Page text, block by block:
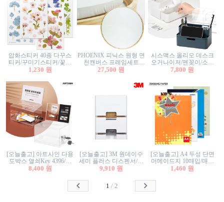
압화스티커 40종 다꾸스
티커/꾸미기스티커/꽃스
티커/압화꽃책갈피/팬시
1,230 원
PHOENIX 피닉스 원형 면
천캔버스 프레임세트
30cm/원형캔버스/플로팅
27,500 원
시스맥스 올리오 데스크
오거나이저/펜꽂이/소품
꽂이/소품함/정리함/수납
7,800 원
[오늘출고] 아트사인 다용
도박스 열쇠Key 4396/투
표함/건의함/모금함/응모
8,400 원
[오늘출고] 3M 원데이수
세미 플러스 디스펜서/소
프트수세미5매+강력수세
9,910 원
[오늘출고] A4 두성 단면
머메이드지 10매입/매직
터치/색지/색상지/색복사
칼라색지/고급복사지
1,460 원
1 / 2